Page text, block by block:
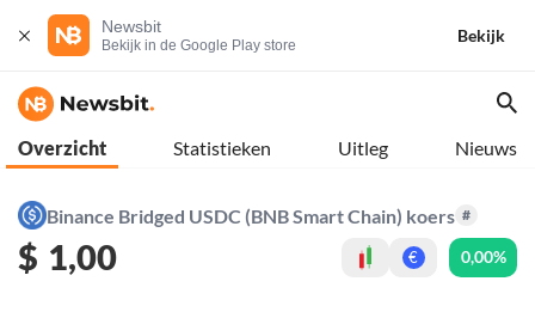
Newsbit
Bekijk in de Google Play store
Bekijk
Overzicht Statistieken Uitleg Nieuws
Binance Bridged USDC (BNB Smart Chain) koers #
$ 1,00 € 0,00%